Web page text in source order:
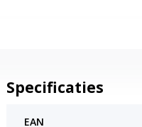
Specificaties
EAN